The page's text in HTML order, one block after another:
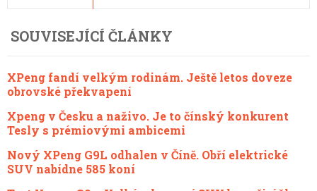
SOUVISEJÍCÍ ČLÁNKY
XPeng fandí velkým rodinám. Ještě letos doveze
obrovské překvapení
Xpeng v Česku a naživo. Je to čínský konkurent
Tesly s prémiovými ambicemi
Nový XPeng G9L odhalen v Číně. Obří elektrické
SUV nabídne 585 koní